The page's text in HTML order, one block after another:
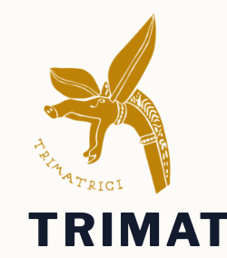
principal